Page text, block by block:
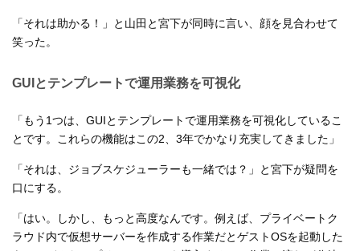
「それは助かる！」と山田と宮下が同時に言い、顔を見合わせて
笑った。
GUIとテンプレートで運用業務を可視化
「もう1つは、GUIとテンプレートで運用業務を可視化しているこ
とです。これらの機能はこの2、3年でかなり充実してきました」
「それは、ジョブスケジューラーも一緒では？」と宮下が疑問を
口にする。
「はい。しかし、もっと高度なんです。例えば、プライベートク
ラウド内で仮想サーバーを作成する作業だとゲストOSを起動した